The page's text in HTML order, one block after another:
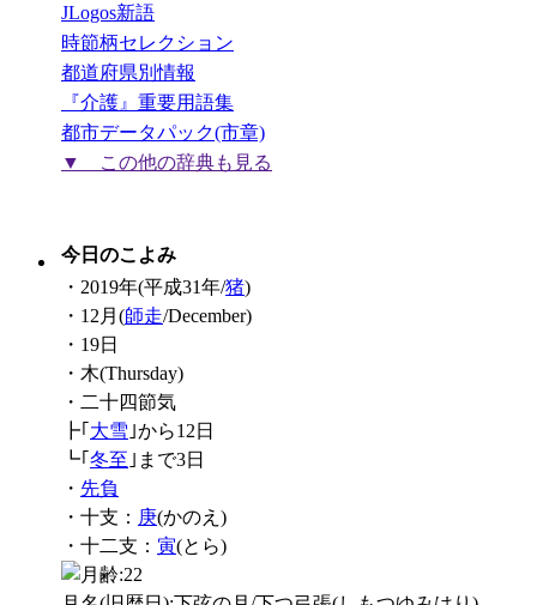
JLogos新語
時節柄セレクション
都道府県別情報
『介護』重要用語集
都市データパック(市章)
▼ この他の辞典も見る
今日のこよみ
・2019年(平成31年/猪)
・12月(師走/December)
・19日
・木(Thursday)
・二十四節気
┣｢ 大雪 ｣から12日
┗｢ 冬至 ｣まで3日
・ 先負
・十支： 庚(かのえ)
・十二支： 寅(とら)